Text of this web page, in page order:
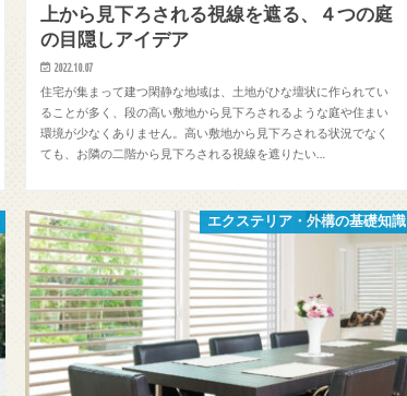
上から見下ろされる視線を遮る、４つの庭
の目隠しアイデア
2022.10.07
住宅が集まって建つ閑静な地域は、土地がひな壇状に作られてい
ることが多く、段の高い敷地から見下ろされるような庭や住まい
環境が少なくありません。高い敷地から見下ろされる状況でなく
ても、お隣の二階から見下ろされる視線を遮りたい…
エクステリア・外構の基礎知識